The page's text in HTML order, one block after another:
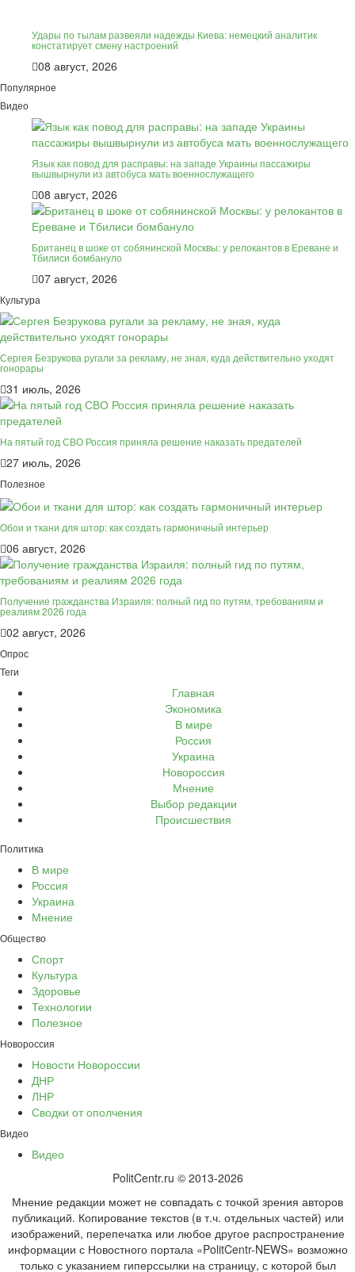
Удары по тылам развеяли надежды Киева: немецкий аналитик
констатирует смену настроений
08 август, 2026
Популярное
Видео
Язык как повод для расправы: на западе Украины пассажиры
вышвырнули из автобуса мать военнослужащего
08 август, 2026
Британец в шоке от собянинской Москвы: у релокантов в Ереване и
Тбилиси бомбануло
07 август, 2026
Культура
Сергея Безрукова ругали за рекламу, не зная, куда действительно уходят
гонорары
31 июль, 2026
На пятый год СВО Россия приняла решение наказать предателей
27 июль, 2026
Полезное
Обои и ткани для штор: как создать гармоничный интерьер
06 август, 2026
Получение гражданства Израиля: полный гид по путям, требованиям и
реалиям 2026 года
02 август, 2026
Опрос
Теги
Главная
Экономика
В мире
Россия
Украина
Новороссия
Мнение
Выбор редакции
Происшествия
Политика
В мире
Россия
Украина
Мнение
Общество
Спорт
Культура
Здоровье
Технологии
Полезное
Новороссия
Новости Новороссии
ДНР
ЛНР
Сводки от ополчения
Видео
Видео
PolitCentr.ru © 2013-2026
Мнение редакции может не совпадать с точкой зрения авторов
публикаций. Копирование текстов (в т.ч. отдельных частей) или
изображений, перепечатка или любое другое распространение
информации с Новостного портала «PolitCentr-NEWS» возможно
только с указанием гиперссылки на страницу, с которой был